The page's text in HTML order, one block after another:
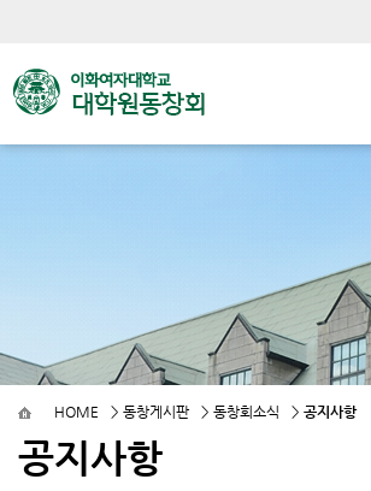
HOME > 동창게시판 > 동창회소식 > 공지사항
공지사항